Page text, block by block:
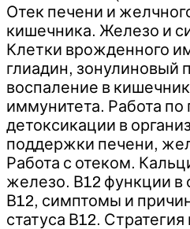
Отек печени и
кишечника. Железо и
Клетки врожденного
глиадин, зонулиновый
воспаление в
иммунитета. Работа
детоксикации в
поддержки печени,
Работа с отеком.
железо. В12 функции в
В12, симптомы и
статуса В12.